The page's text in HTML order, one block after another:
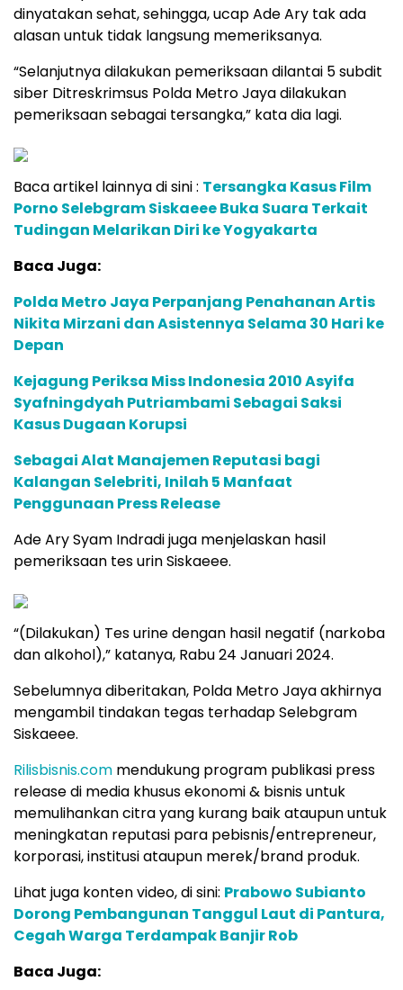
dinyatakan sehat, sehingga, ucap Ade Ary tak ada
alasan untuk tidak langsung memeriksanya.
“Selanjutnya dilakukan pemeriksaan dilantai 5 subdit
siber Ditreskrimsus Polda Metro Jaya dilakukan
pemeriksaan sebagai tersangka,” kata dia lagi.
Baca artikel lainnya di sini : Tersangka Kasus Film
Porno Selebgram Siskaeee Buka Suara Terkait
Tudingan Melarikan Diri ke Yogyakarta
Baca Juga:
Polda Metro Jaya Perpanjang Penahanan Artis
Nikita Mirzani dan Asistennya Selama 30 Hari ke
Depan
Kejagung Periksa Miss Indonesia 2010 Asyifa
Syafningdyah Putriambami Sebagai Saksi
Kasus Dugaan Korupsi
Sebagai Alat Manajemen Reputasi bagi
Kalangan Selebriti, Inilah 5 Manfaat
Penggunaan Press Release
Ade Ary Syam Indradi juga menjelaskan hasil
pemeriksaan tes urin Siskaeee.
“(Dilakukan) Tes urine dengan hasil negatif (narkoba
dan alkohol),” katanya, Rabu 24 Januari 2024.
Sebelumnya diberitakan, Polda Metro Jaya akhirnya
mengambil tindakan tegas terhadap Selebgram
Siskaeee.
Rilisbisnis.com mendukung program publikasi press
release di media khusus ekonomi & bisnis untuk
memulihankan citra yang kurang baik ataupun untuk
meningkatan reputasi para pebisnis/entrepreneur,
korporasi, institusi ataupun merek/brand produk.
Lihat juga konten video, di sini: Prabowo Subianto
Dorong Pembangunan Tanggul Laut di Pantura,
Cegah Warga Terdampak Banjir Rob
Baca Juga: